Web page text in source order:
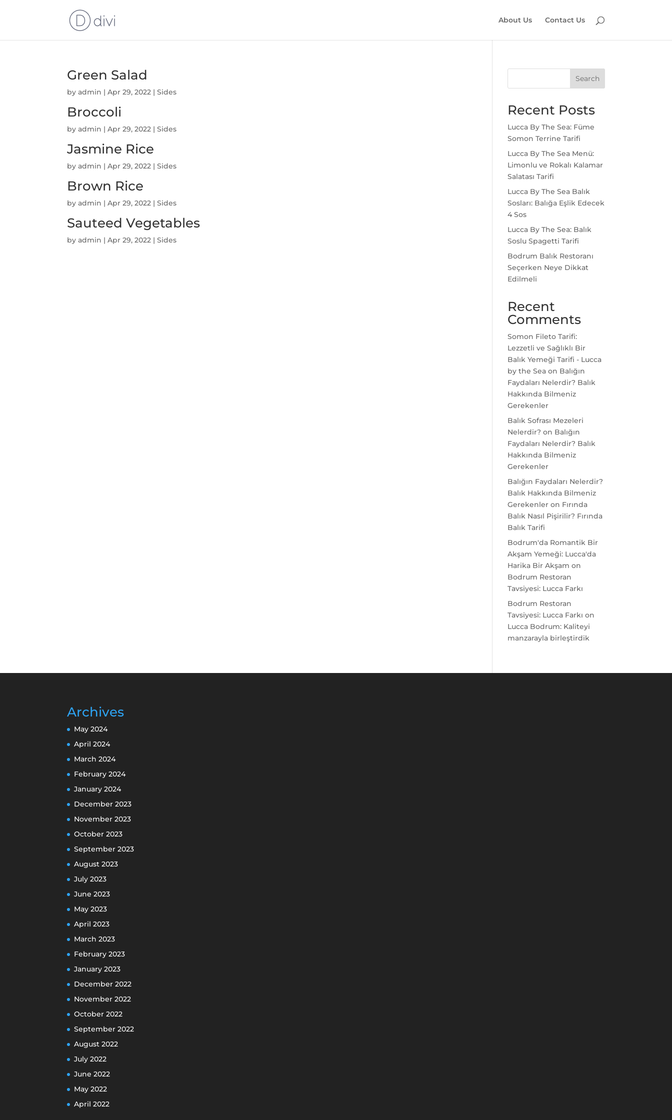
About Us Contact Us
Green Salad
byadmin |Apr 29, 2022 |Sides
Broccoli
byadmin |Apr 29, 2022 |Sides
Jasmine Rice
byadmin |Apr 29, 2022 |Sides
Brown Rice
byadmin |Apr 29, 2022 |Sides
Sauteed Vegetables
byadmin |Apr 29, 2022 |Sides
Search
Recent Posts
Lucca By The Sea: Füme
Somon Terrine Tarifi
Lucca By The Sea Menü:
Limonlu ve Rokalı Kalamar
Salatası Tarifi
Lucca By The Sea Balık
Sosları: Balığa Eşlik Edecek
4 Sos
Lucca By The Sea: Balık
Soslu Spagetti Tarifi
Bodrum Balık Restoranı
Seçerken Neye Dikkat
Edilmeli
Recent
Comments
Somon Fileto Tarifi:
Lezzetli ve Sağlıklı Bir
Balık Yemeği Tarifi - Lucca
by the Sea on Balığın
Faydaları Nelerdir? Balık
Hakkında Bilmeniz
Gerekenler
Balık Sofrası Mezeleri
Nelerdir? on Balığın
Faydaları Nelerdir? Balık
Hakkında Bilmeniz
Gerekenler
Balığın Faydaları Nelerdir?
Balık Hakkında Bilmeniz
Gerekenler on Fırında
Balık Nasıl Pişirilir? Fırında
Balık Tarifi
Bodrum'da Romantik Bir
Akşam Yemeği: Lucca'da
Harika Bir Akşam on
Bodrum Restoran
Tavsiyesi: Lucca Farkı
Bodrum Restoran
Tavsiyesi: Lucca Farkı on
Lucca Bodrum: Kaliteyi
manzarayla birleştirdik
Archives
May 2024
April 2024
March 2024
February 2024
January 2024
December 2023
November 2023
October 2023
September 2023
August 2023
July 2023
June 2023
May 2023
April 2023
March 2023
February 2023
January 2023
December 2022
November 2022
October 2022
September 2022
August 2022
July 2022
June 2022
May 2022
April 2022